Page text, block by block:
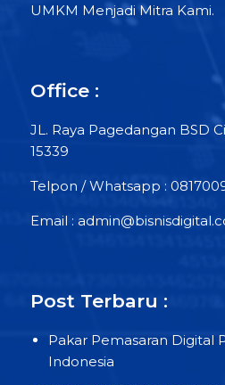
UMKM Menjadi Mitra Kami.
Office :
JL. Raya Pagedangan BSD
15339
Telpon / Whatsapp :
Email :
Post Terbaru :
Pakar Pemasaran Digital
Indonesia